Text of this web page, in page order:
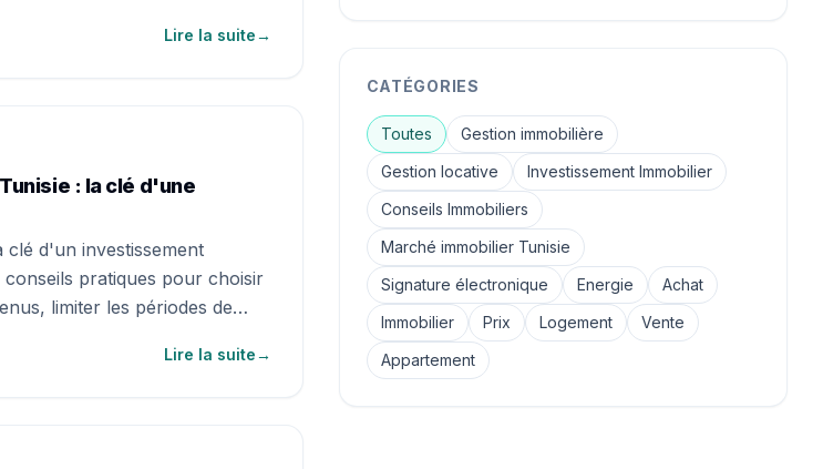
un pilotage simple,Lire la suite→
: la clé d'une
clé d'un investissement
pratiques pour choisir
limiter les périodes de
gériez votre bien vous-
locatifs.
Lire la suite→
CATÉGORIES
Toutes
Gestion immobilière
Gestion locative
Investissement Immobilier
Conseils Immobiliers
Marché immobilier Tunisie
Signature électronique
Energie
Achat
Immobilier
Prix Logement
Vente
Appartement